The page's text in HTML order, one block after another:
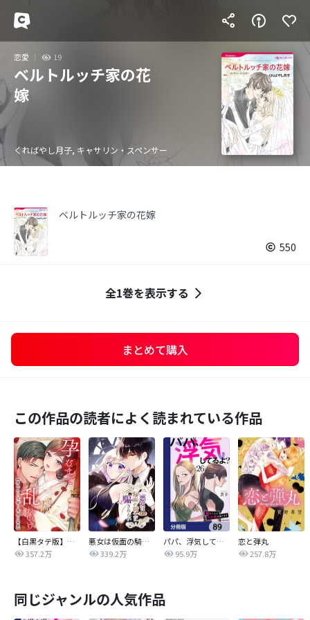
恋愛 19
ベルトルッチ家の花
嫁
くればやし月子, キャサリン・スペンサー
ベルトルッチ家の花嫁
550
全1巻を表示する
まとめて購入
この作品の読者によく読まれている作品
【白黒タテ版】孕むまで乱れいけ～身代わり花嫁と軍服の猛愛
357.2万
悪女は仮面の騎士に騙されない
339.2万
パパ、浮気してるよ？娘と二人でクズ夫を捨てます【分冊版】
95.9万
恋と弾丸
257.8万
同じジャンルの人気作品